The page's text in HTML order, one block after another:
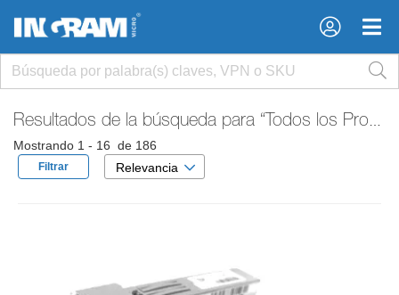
×
×
Resultados de la búsqueda para “Todos los Productos”
Mostrando 1 - 16 de 186
Filtrar Relevancia